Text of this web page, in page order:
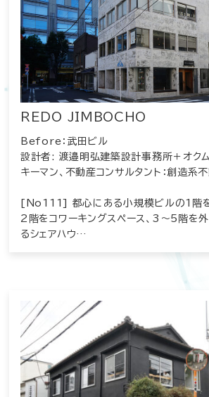
REDO JIMBOCHO
Before：武田ビル
設計者: 渡邉明弘建築設計事務所＋オクム
キーマン、不動産コンサルタント：創造系
[No111] 都心にある小規模ビルの1階を
2階をコワーキングスペース、3～5階を
るシェアハウ…